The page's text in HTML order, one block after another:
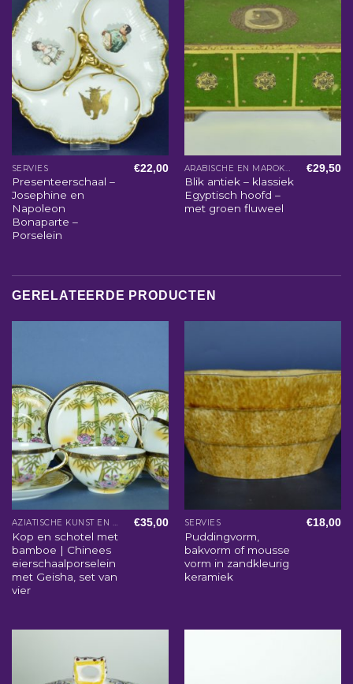
SERVIES
Presenteerschaal –
Josephine en
Napoleon
Bonaparte –
Porselein
€22,00
Blik antiek – klassiek
Egyptisch hoofd –
met groen fluweel
€29,50
GERELATEERDE PRODUCTEN
AZIATISCHE KUNST EN WOONACCESSOIRES
Kop en schotel met
bamboe | Chinees
eierschaalporselein
met Geisha, set van
vier
€35,00 SERVIES
Puddingvorm,
bakvorm of mousse
vorm in zandkleurig
keramiek
€18,00